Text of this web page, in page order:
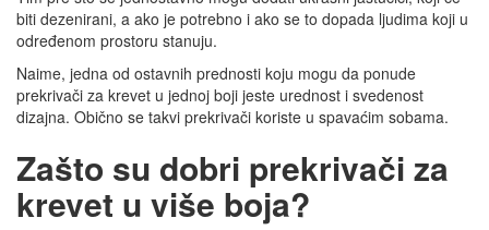
biti dezenirani, a ako je potrebno i ako se to dopada ljudima koji u
određenom prostoru stanuju.
Naime, jedna od ostavnih prednosti koju mogu da ponude
prekrivači za krevet u jednoj boji jeste urednost i svedenost
dizajna. Obično se takvi prekrivači koriste u spavaćim sobama.
Zašto su dobri prekrivači za
krevet u više boja?